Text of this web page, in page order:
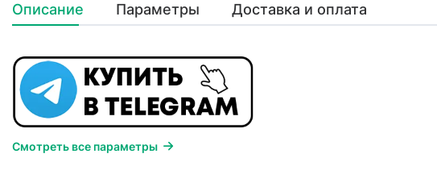
Описание Параметры Доставка и оплата
Смотреть все параметры